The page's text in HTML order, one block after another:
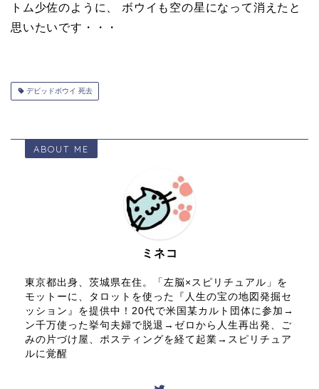
トム少佐のように、 ボウイも空の星になって消えたと
思いたいです・・・
デビッドボウイ 死去
ABOUT ME
ミネコ
東京都出身、茨城県在住。「左脳×スピリチュアル」を
モットーに、タロットを使った『人生の宝の地図発掘セ
ッション』を提供中！20代で米国某カルト団体に参加→
ン千万使った挙句夫婦で脱退→ゼロから人生再出発、ご
みの片づけ屋、ポスティングを経て起業→スピリチュア
ルに覚醒